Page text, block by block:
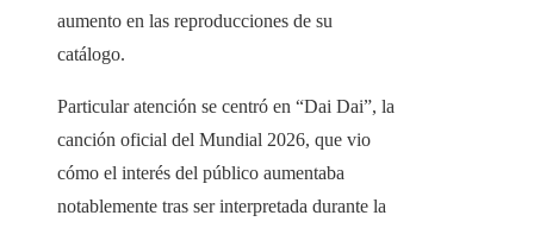
aumento en las reproducciones de su
catálogo.
Particular atención se centró en “Dai Dai”, la
canción oficial del Mundial 2026, que vio
cómo el interés del público aumentaba
notablemente tras ser interpretada durante la